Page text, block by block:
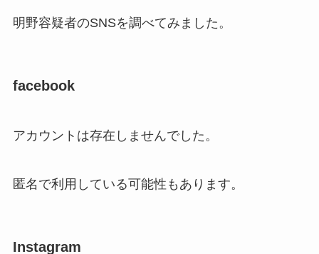
明野容疑者のSNSを調べてみました。
facebook
アカウントは存在しませんでした。
匿名で利用している可能性もあります。
Instagram